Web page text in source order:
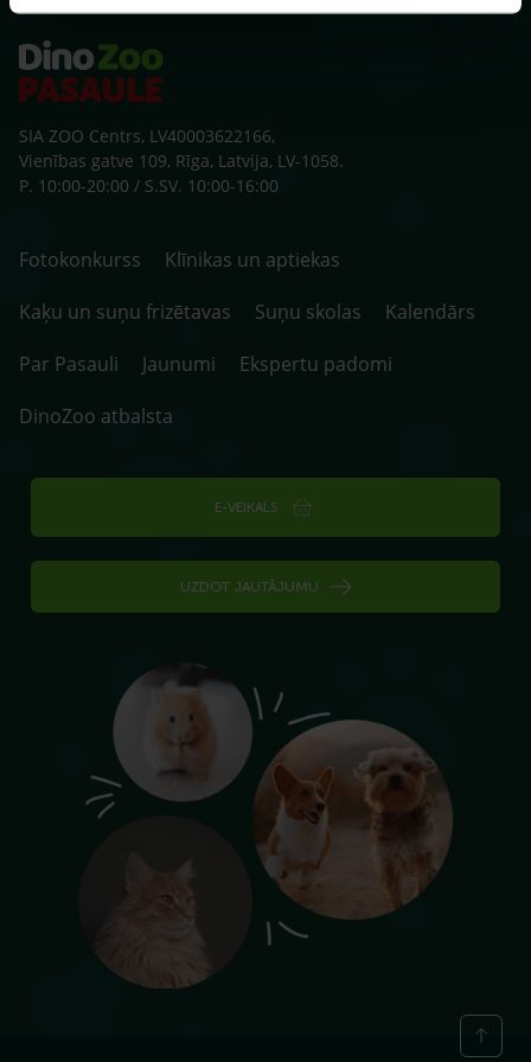
SIA ZOO Centrs, LV40003622166,
Vienības gatve 109, Rīga, Latvija, LV-1058.
P. 10:00-20:00 / S.SV. 10:00-16:00
Fotokonkurss
Klīnikas un aptiekas
Kaķu un suņu frizētavas
Suņu skolas
Kalendārs
Par Pasauli
Jaunumi
Ekspertu padomi
DinoZoo atbalsta
E-VEIKALS
UZDOT JAUTĀJUMU